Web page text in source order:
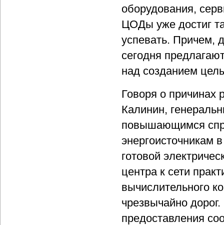
оборудования,
ЦОДы уже достиг
успевать. Причем,
сегодня
над созданием
Говоря о причинах
Калинин,
повышающимся
энергоисточникам
готовой
центра к сети
вычислительного
чрезвычайно
предоставления